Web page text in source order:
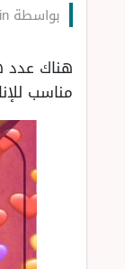
بواسطة
هناك عدد
مناسب